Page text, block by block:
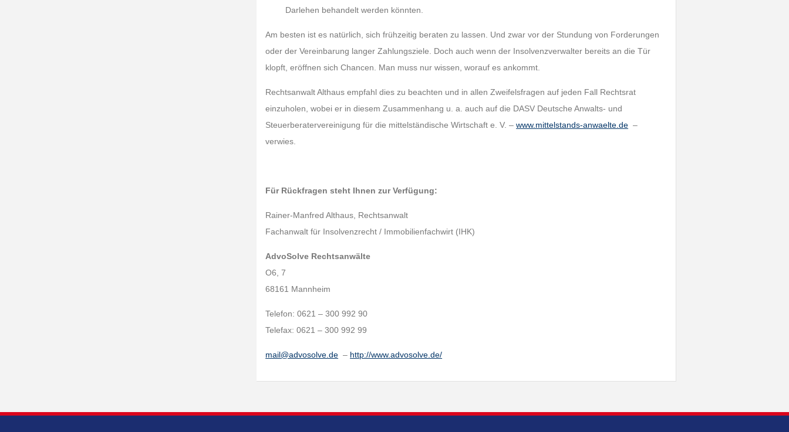
Darlehen behandelt werden könnten.
Am besten ist es natürlich, sich frühzeitig beraten zu lassen. Und zwar vor der Stundung von Forderungen
oder der Vereinbarung langer Zahlungsziele. Doch auch wenn der Insolvenzverwalter bereits an die Tür
klopft, eröffnen sich Chancen. Man muss nur wissen, worauf es ankommt.
Rechtsanwalt Althaus empfahl dies zu beachten und in allen Zweifelsfragen auf jeden Fall Rechtsrat
einzuholen, wobei er in diesem Zusammenhang u. a. auch auf die DASV Deutsche Anwalts- und
Steuerberatervereinigung für die mittelständische Wirtschaft e. V. –www.mittelstands-anwaelte.de –
verwies.
Für Rückfragen steht Ihnen zur Verfügung:
Rainer-Manfred Althaus, Rechtsanwalt
Fachanwalt für Insolvenzrecht / Immobilienfachwirt (IHK)
AdvoSolve Rechtsanwälte
O6, 7
68161 Mannheim
Telefon: 0621 – 300 992 90
Telefax: 0621 – 300 992 99
mail@advosolve.de – http://www.advosolve.de/